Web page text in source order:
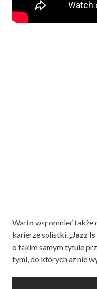
Warto wspomnieć także
karierze solistki.„Jazz
o takim samym tytule
tymi, do których aż nie